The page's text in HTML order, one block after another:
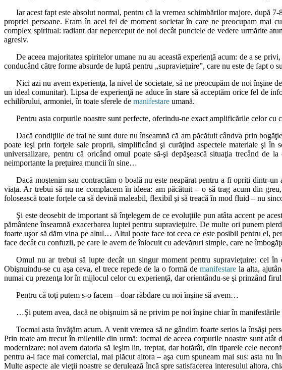
Iar acest fapt este absolut normal, pentru că la vremea schimbărilor majore, după
propriei persoane. Eram în acel fel de moment societar în care ne preocupam mai
complex spiritual: radiant dar neperceput de noi decât punctele de vedere urmărite
agresiv.
De aceea majoritatea spiritelor umane nu au această experienţă acum: de a se
conducând către forme absurde de luptă pentru „supravieţuire”, care nu este de fapt
Nici azi nu avem experienţa, la nivel de societate, să ne preocupăm de noi înşine
un ideal comunitar). Lipsa de experienţă ne aduce în stare să acceptăm orice fel de
echilibrului, armoniei, în toate sferele de manifestare umană.
Pentru asta corpurile noastre sunt perfecte, oferindu-ne exact amplificările celor
Dacă condiţiile de trai ne sunt dure nu înseamnă că am păcătuit cândva prin
poate ieşi prin forţele sale proprii, simplificând şi curăţind aspectele materiale şi
universalizare, pentru că oricând omul poate să-şi depăşească situaţia trecând de
neimportante la preţuirea muncii în sine…
Dacă moştenim sau contractăm o boală nu este neapărat pentru a fi opriţi dintr-
viața. Ar trebui să nu ne complacem în ideea: am păcătuit – o să trag acum din
folosească toate forţele ca să devină maleabil, flexibil şi să treacă în mod fluid – nu
Şi este deosebit de important să înţelegem de ce evoluţiile pun atâta accent pe
pământene înseamnă exacerbarea luptei pentru supravieţuire. De multe ori punem
foarte uşor să dăm vina pe altul… Altul poate face tot ceea ce este posibil pentru el,
face decât cu confuzii, pe care le avem de înlocuit cu adevăruri simple, care ne
Omul nu ar trebui să lupte decât un singur moment pentru supravieţuire: cel
Obişnuindu-se cu aşa ceva, el trece repede de la o formă demanifestare la alta,
numai cu prezenţa lor în mijlocul celor cu experienţă, dar orientându-se şi prinzând
Pentru că toţi putem s-o facem – doar răbdare cu noi înşine să avem…
…Şi putem avea, dacă ne obişnuim să ne privim pe noi înşine chiar în manifestările
Tocmai asta învăţăm acum. A venit vremea să ne gândim foarte serios la însăşi
Prin toate am trecut în mileniile din urmă: tocmai de aceea corpurile noastre sunt
modernizare: noi avem datoria să ieşim lin, treptat, dar hotărât, din tiparele cele
pentru a-l face mai comercial, mai plăcut altora – aşa cum spuneam mai sus: asta nu
Multe aspecte ale vieţii noastre se derulează încă spre satisfacerea interesului altora,